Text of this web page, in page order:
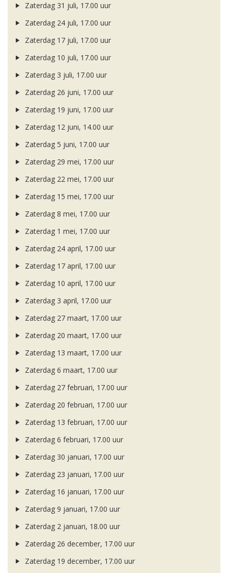
Zaterdag 31 juli, 17.00 uur
Zaterdag 24 juli, 17.00 uur
Zaterdag 17 juli, 17.00 uur
Zaterdag 10 juli, 17.00 uur
Zaterdag 3 juli, 17.00 uur
Zaterdag 26 juni, 17.00 uur
Zaterdag 19 juni, 17.00 uur
Zaterdag 12 juni, 14.00 uur
Zaterdag 5 juni, 17.00 uur
Zaterdag 29 mei, 17.00 uur
Zaterdag 22 mei, 17.00 uur
Zaterdag 15 mei, 17.00 uur
Zaterdag 8 mei, 17.00 uur
Zaterdag 1 mei, 17.00 uur
Zaterdag 24 april, 17.00 uur
Zaterdag 17 april, 17.00 uur
Zaterdag 10 april, 17.00 uur
Zaterdag 3 april, 17.00 uur
Zaterdag 27 maart, 17.00 uur
Zaterdag 20 maart, 17.00 uur
Zaterdag 13 maart, 17.00 uur
Zaterdag 6 maart, 17.00 uur
Zaterdag 27 februari, 17.00 uur
Zaterdag 20 februari, 17.00 uur
Zaterdag 13 februari, 17.00 uur
Zaterdag 6 februari, 17.00 uur
Zaterdag 30 januari, 17.00 uur
Zaterdag 23 januari, 17.00 uur
Zaterdag 16 januari, 17.00 uur
Zaterdag 9 januari, 17.00 uur
Zaterdag 2 januari, 18.00 uur
Zaterdag 26 december, 17.00 uur
Zaterdag 19 december, 17.00 uur